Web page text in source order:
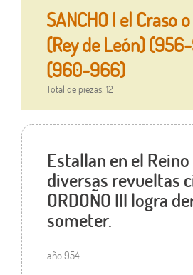
SANCHO I el Craso
(Rey de León)
(960-966)
Total de piezas: 12
Estallan en el
diversas revueltas
ORDOÑO III logra
someter.
año 954